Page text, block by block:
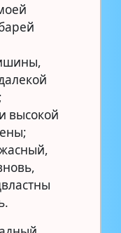
высокой